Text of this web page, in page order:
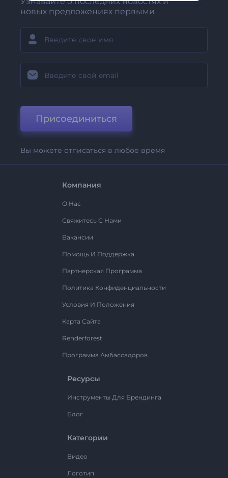
новых предложениях первыми
Присоединиться
Вы можете отписаться в любое время
Компания
О Нас
Свяжитесь С Нами
Вакансии
Помощь И Поддержка
Партнерская Программа
Политика Конфиденциальности
Условия И Положения
Карта Сайта
Renderforest
Программа Амбассадоров
Ресурсы
Инструменты Для Брендинга
Блог
Категории
Видео
Логотип